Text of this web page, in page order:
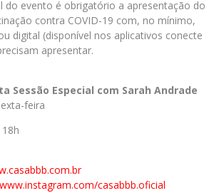
do evento é obrigatório a apresentação do
contra COVID-19 com, no mínimo,
digital (disponível nos aplicativos conecte
apresentar.
Sessão Especial com Sarah Andrade
feira
casabbb.oficial